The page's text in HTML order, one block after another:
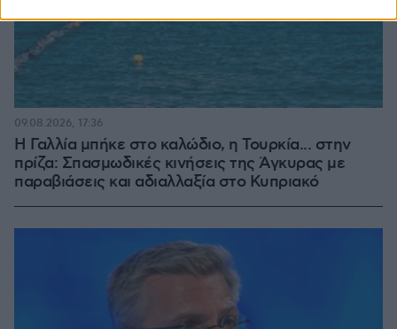
Η Γαλλία μπήκε στο καλώδιο, η Τουρκία... στην
πρίζα: Σπασμωδικές κινήσεις της Άγκυρας με
παραβιάσεις και αδιαλλαξία στο Κυπριακό
09.08.2026, 17:36